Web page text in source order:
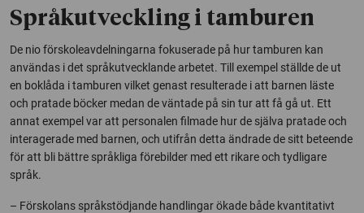
Språkutveckling i tamburen
De nio förskoleavdelningarna fokuserade på hur tamburen kan
användas i det språkutvecklande arbetet. Till exempel ställde de ut
en boklåda i tamburen vilket genast resulterade i att barnen läste
och pratade böcker medan de väntade på sin tur att få gå ut. Ett
annat exempel var att personalen filmade hur de själva pratade och
interagerade med barnen, och utifrån detta ändrade de sitt beteende
för att bli bättre språkliga förebilder med ett rikare och tydligare
språk.
– Förskolans språkstödjande handlingar ökade både kvantitativt